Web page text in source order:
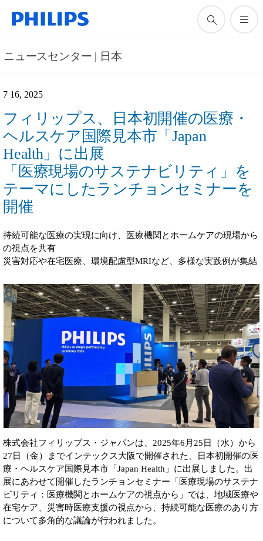
ニュースセンター | 日本
7 16, 2025
フィリップス、日本初開催の医療・
ヘルスケア国際見本市「Japan
Health」に出展
「医療現場のサステナビリティ」を
テーマにしたランチョンセミナーを
開催
持続可能な医療の実現に向け、医療機関とホームケアの現場から
の視点を共有
災害対応や在宅医療、環境配慮型MRIなど、多様な実践例が集結
株式会社フィリップス・ジャパンは、2025年6月25日（水）から
27日（金）までインテックス大阪で開催された、日本初開催の医
療・ヘルスケア国際見本市「Japan Health」に出展しました。出
展にあわせて開催したランチョンセミナー「医療現場のサステナ
ビリティ：医療機関とホームケアの視点から」では、地域医療や
在宅ケア、災害時医療支援の視点から、持続可能な医療のあり方
について多角的な議論が行われました。